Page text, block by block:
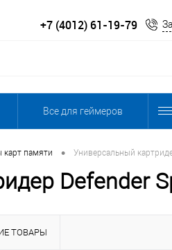
+7 (4012) 61-19-79
Все для геймеров
карт памяти • Универсальный
Defender
ТОВАРЫ